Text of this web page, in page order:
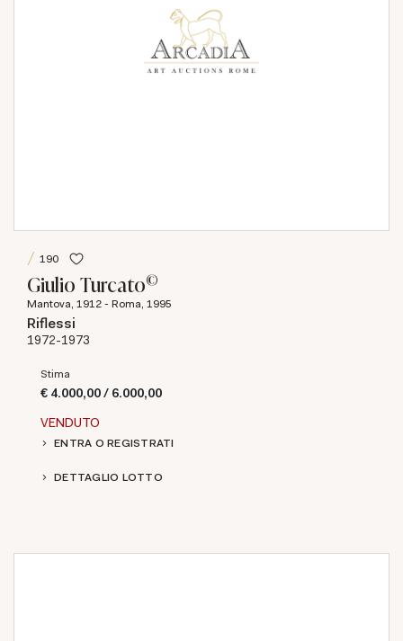
190
Giulio Turcato©
Mantova, 1912 - Roma, 1995
Riflessi
1972-1973
Stima
€ 4.000,00 / 6.000,00
VENDUTO
ENTRA O REGISTRATI
DETTAGLIO LOTTO